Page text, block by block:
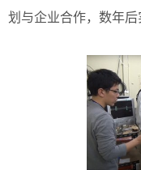
划与企业合作，数年后